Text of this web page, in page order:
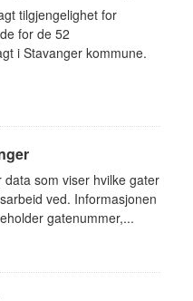
tilgjengelighet for
for de 52
i Stavanger kommune.
som viser hvilke gater
ved. Informasjonen
gatenummer,...